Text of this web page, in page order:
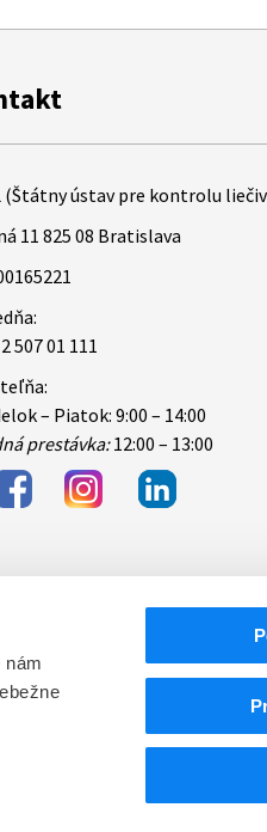
nám
(Štátny ústav pre kontrolu
11 825 08 Bratislava
507 01 111
– Piatok: 9:00 – 14:00
prestávka:12:00 – 13:00